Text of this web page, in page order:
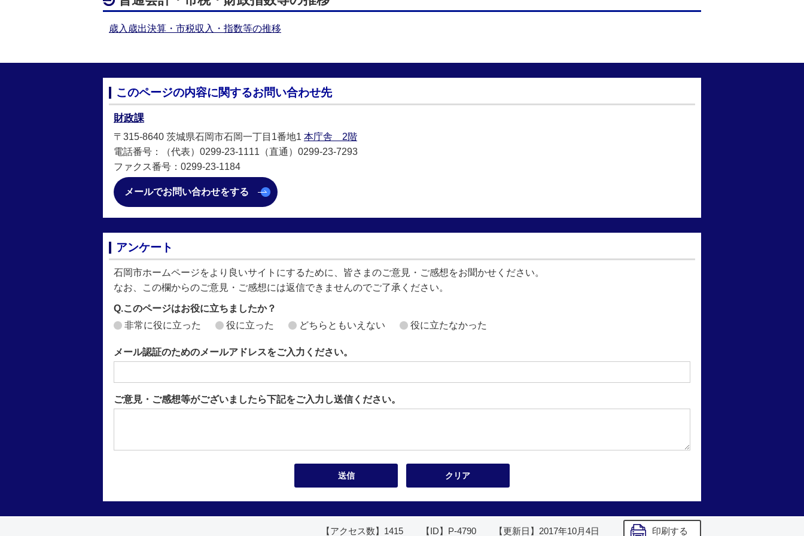
歳入歳出決算・市税収入・指数等の推移
このページの内容に関するお問い合わせ先
財政課
〒315-8640 茨城県石岡市石岡一丁目1番地1 本庁舎 2階
電話番号：（代表）0299-23-1111（直通）0299-23-7293
ファクス番号：0299-23-1184
メールでお問い合わせをする
アンケート
石岡市ホームページをより良いサイトにするために、皆さまのご意見・ご感想をお聞かせください。
なお、この欄からのご意見・ご感想には返信できませんのでご了承ください。
Q.このページはお役に立ちましたか？
非常に役に立った
役に立った どちらともいえない 役に立たなかった
メール認証のためのメールアドレスをご入力ください。
ご意見・ご感想等がございましたら下記をご入力し送信ください。
【アクセス数】 1415 【ID】 P-4790 【更新日】 2017年10月4日 印刷する